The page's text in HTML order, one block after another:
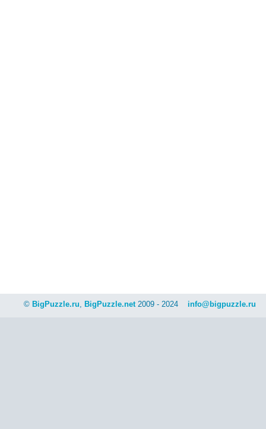
© BigPuzzle.ru, BigPuzzle.net2009 - 2024 info@bigpuzzle.ru